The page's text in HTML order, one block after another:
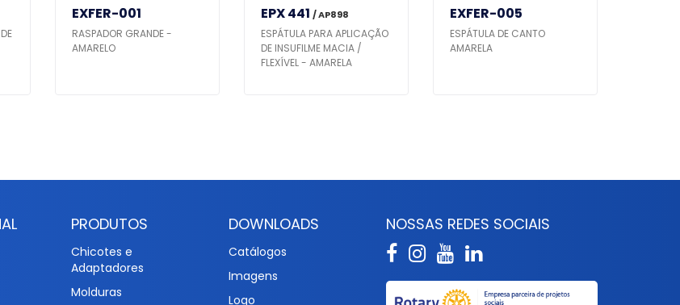
EXFER-001
RASPADOR GRANDE -
AMARELO
EPX 441 / AP898
ESPÁTULA PARA APLICAÇÃO
DE INSUFILME MACIA /
FLEXÍVEL - AMARELA
EXFER-005
ESPÁTULA DE CANTO
AMARELA
PRODUTOS
Chicotes e
Adaptadores
Molduras
DOWNLOADS
Catálogos
Imagens
Logo
NOSSAS REDES SOCIAIS